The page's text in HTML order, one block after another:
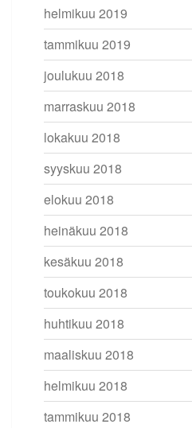
helmikuu 2019
tammikuu 2019
joulukuu 2018
marraskuu 2018
lokakuu 2018
syyskuu 2018
elokuu 2018
heinäkuu 2018
kesäkuu 2018
toukokuu 2018
huhtikuu 2018
maaliskuu 2018
helmikuu 2018
tammikuu 2018